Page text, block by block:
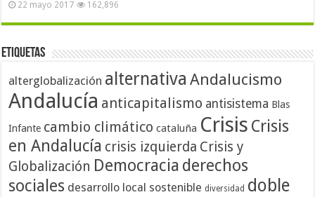
22 mayo 2017 162,896
Etiquetas
alterglobalización alternativa Andalucismo
Andalucía anticapitalismo antisistema Blas
Infante cambio climático cataluña Crisis Crisis
en Andalucía crisis izquierda Crisis y
Globalización Democracia derechos
sociales desarrollo local sostenible diversidad doble